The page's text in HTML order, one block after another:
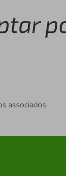
associados